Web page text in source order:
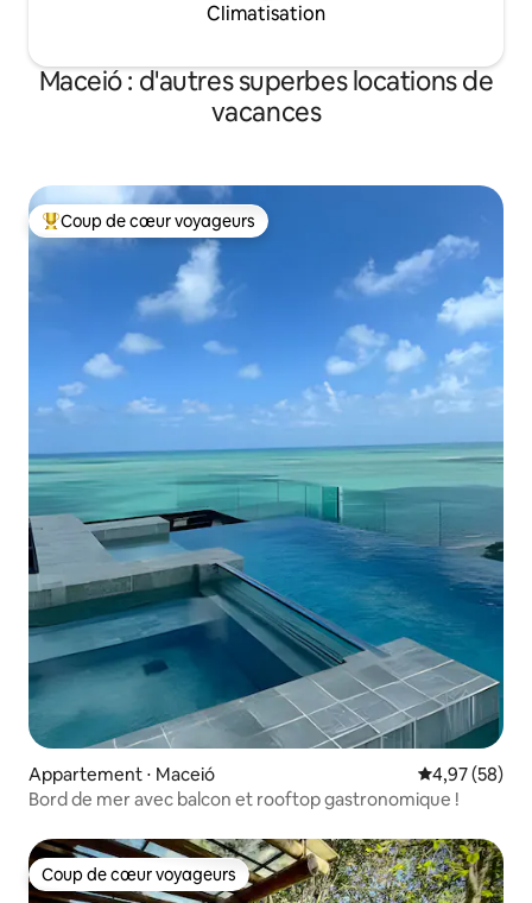
Climatisation
Maceió : d'autres superbes locations de
vacances
Coups de cœur voyageurs les plus appréciés
Coup de cœur voyageurs
Appartement ⋅ Maceió Évaluation
4,97 (58)
Bord de mer avec balcon et rooftop gastronomique !
Coup de cœur voyageurs
Coup de cœur voyageurs